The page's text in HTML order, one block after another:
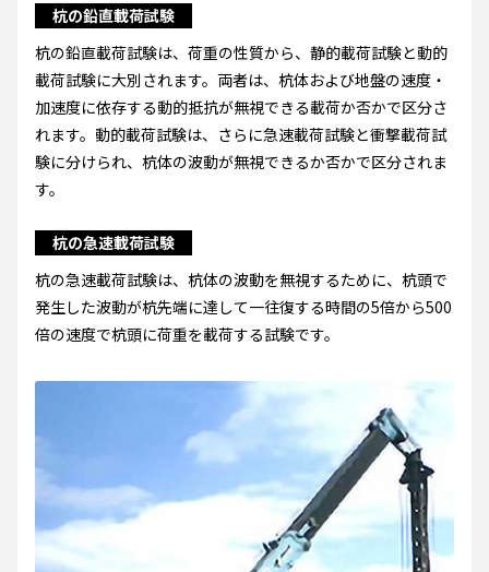
杭の鉛直載荷試験
杭の鉛直載荷試験は、荷重の性質から、静的載荷試験と動的
載荷試験に大別されます。両者は、杭体および地盤の速度・
加速度に依存する動的抵抗が無視できる載荷か否かで区分さ
れます。動的載荷試験は、さらに急速載荷試験と衝撃載荷試
験に分けられ、杭体の波動が無視できるか否かで区分されま
す。
杭の急速載荷試験
杭の急速載荷試験は、杭体の波動を無視するために、杭頭で
発生した波動が杭先端に達して一往復する時間の5倍から500
倍の速度で杭頭に荷重を載荷する試験です。